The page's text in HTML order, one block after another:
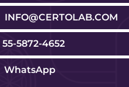
INFO@CERTOLAB.COM
55-5872-4652
WhatsApp